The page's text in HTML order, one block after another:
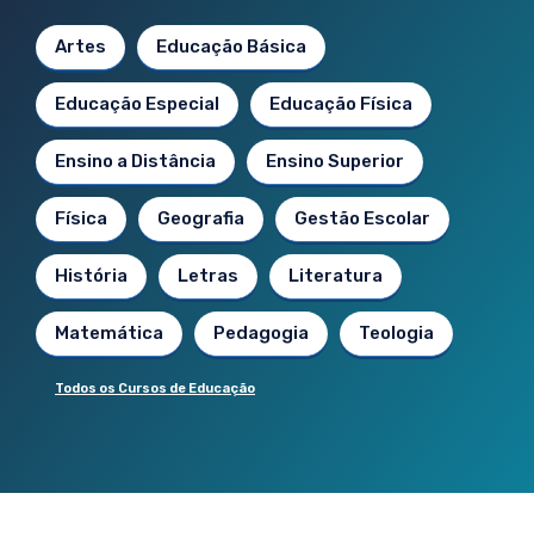
Artes Educação Básica
Educação Especial Educação Física
Ensino a Distância Ensino Superior
Física Geografia Gestão Escolar
História Letras Literatura
Matemática Pedagogia Teologia
Todos os Cursos de Educação